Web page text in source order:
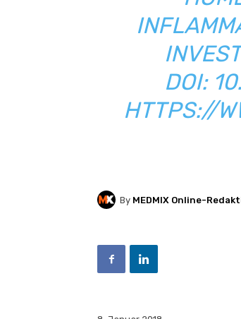
DOI:
HTTPS://
By MEDMIX Online-